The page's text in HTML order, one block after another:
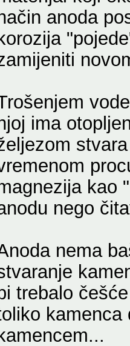
anoda
ima
kao
nego
nema
trebalo
kamenca